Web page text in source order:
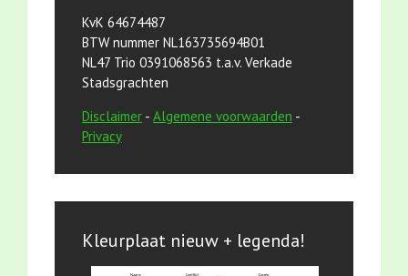
KvK 64674487
BTW nummer NL163735694B01
NL47 Trio 0391068563 t.a.v. Verkade
Stadsgrachten
Disclaimer - Algemene voorwaarden -
Privacy
Kleurplaat nieuw + legenda!